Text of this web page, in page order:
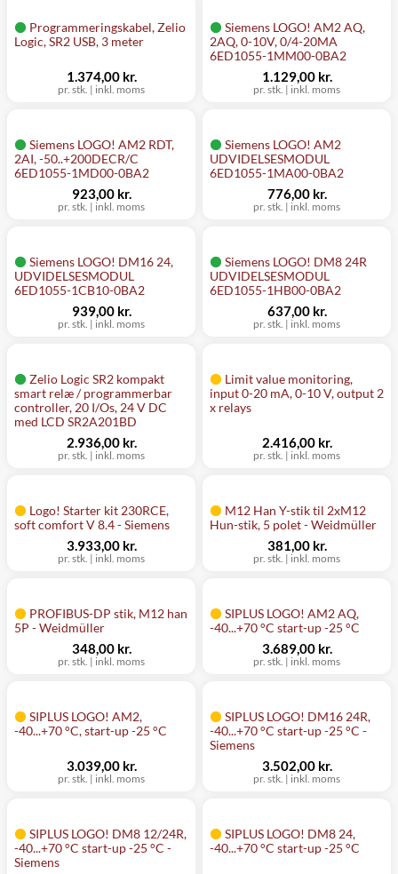
Programmeringskabel, Zelio
Logic, SR2 USB, 3 meter
pr. stk. | inkl. moms
1.374,00 kr.
Siemens LOGO! AM2 AQ,
2AQ, 0-10V, 0/4-20MA
6ED1055-1MM00-0BA2
pr. stk. | inkl. moms
1.129,00 kr.
Siemens LOGO! AM2 RDT,
2AI, -50..+200DECR/C
6ED1055-1MD00-0BA2
pr. stk. | inkl. moms
923,00 kr.
Siemens LOGO! AM2
UDVIDELSESMODUL
6ED1055-1MA00-0BA2
pr. stk. | inkl. moms
776,00 kr.
Siemens LOGO! DM16 24,
UDVIDELSESMODUL
6ED1055-1CB10-0BA2
pr. stk. | inkl. moms
939,00 kr.
Siemens LOGO! DM8 24R
UDVIDELSESMODUL
6ED1055-1HB00-0BA2
pr. stk. | inkl. moms
637,00 kr.
Zelio Logic SR2 kompakt
smart relæ / programmerbar
controller, 20 I/Os, 24 V DC
med LCD SR2A201BD
pr. stk. | inkl. moms
2.936,00 kr.
Limit value monitoring,
input 0-20 mA, 0-10 V, output 2
x relays
pr. stk. | inkl. moms
2.416,00 kr.
Logo! Starter kit 230RCE,
soft comfort V 8.4 - Siemens
pr. stk. | inkl. moms
3.933,00 kr.
M12 Han Y-stik til 2xM12
Hun-stik, 5 polet - Weidmüller
pr. stk. | inkl. moms
381,00 kr.
PROFIBUS-DP stik, M12 han
5P - Weidmüller
pr. stk. | inkl. moms
348,00 kr.
SIPLUS LOGO! AM2 AQ,
-40...+70 °C start-up -25 °C
pr. stk. | inkl. moms
3.689,00 kr.
SIPLUS LOGO! AM2,
-40...+70 °C, start-up -25 °C
pr. stk. | inkl. moms
3.039,00 kr.
SIPLUS LOGO! DM16 24R,
-40...+70 °C start-up -25 °C -
Siemens
pr. stk. | inkl. moms
3.502,00 kr.
SIPLUS LOGO! DM8 12/24R,
-40...+70 °C start-up -25 °C -
Siemens
SIPLUS LOGO! DM8 24,
-40...+70 °C start-up -25 °C